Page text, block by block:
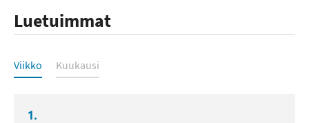
Luetuimmat
Luetuimmat
Viikko Kuukausi
1.